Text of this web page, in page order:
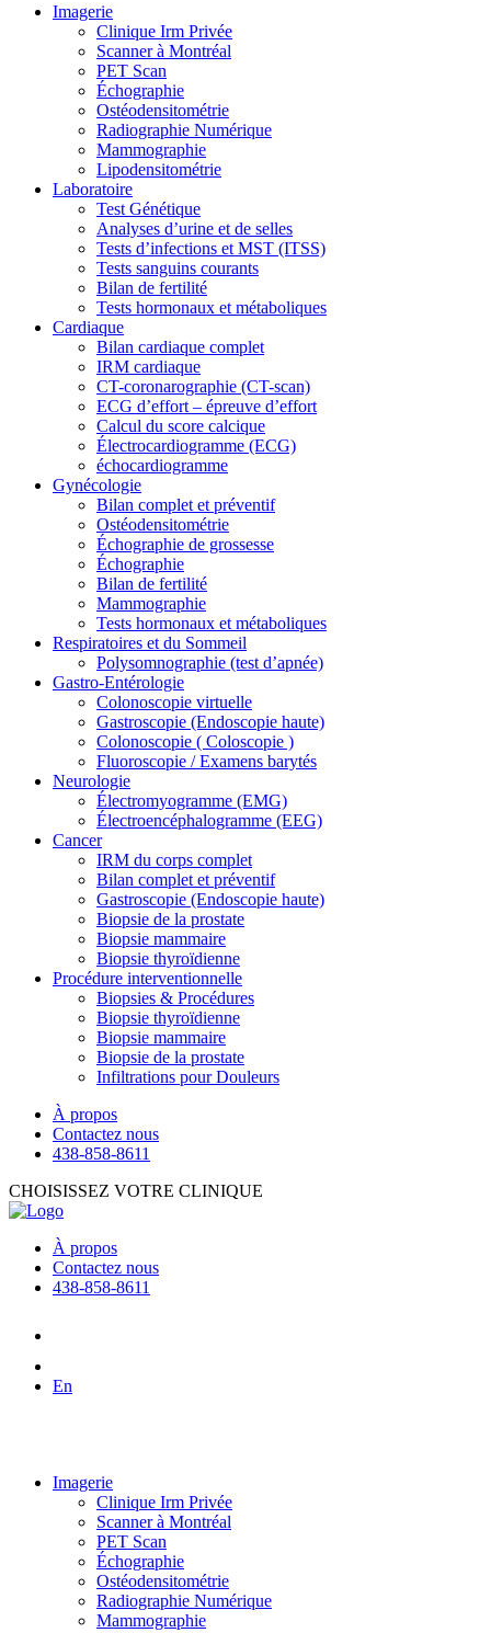
Imagerie
Clinique Irm Privée
Scanner à Montréal
PET Scan
Échographie
Ostéodensitométrie
Radiographie Numérique
Mammographie
Lipodensitométrie
Laboratoire
Test Génétique
Analyses d’urine et de selles
Tests d’infections et MST (ITSS)
Tests sanguins courants
Bilan de fertilité
Tests hormonaux et métaboliques
Cardiaque
Bilan cardiaque complet
IRM cardiaque
CT-coronarographie (CT-scan)
ECG d’effort – épreuve d’effort
Calcul du score calcique
Électrocardiogramme (ECG)
échocardiogramme
Gynécologie
Bilan complet et préventif
Ostéodensitométrie
Échographie de grossesse
Échographie
Bilan de fertilité
Mammographie
Tests hormonaux et métaboliques
Respiratoires et du Sommeil
Polysomnographie (test d’apnée)
Gastro-Entérologie
Colonoscopie virtuelle
Gastroscopie (Endoscopie haute)
Colonoscopie ( Coloscopie )
Fluoroscopie / Examens barytés
Neurologie
Électromyogramme (EMG)
Électroencéphalogramme (EEG)
Cancer
IRM du corps complet
Bilan complet et préventif
Gastroscopie (Endoscopie haute)
Biopsie de la prostate
Biopsie mammaire
Biopsie thyroïdienne
Procédure interventionnelle
Biopsies & Procédures
Biopsie thyroïdienne
Biopsie mammaire
Biopsie de la prostate
Infiltrations pour Douleurs
À propos
Contactez nous
438-858-8611
CHOISISSEZ VOTRE CLINIQUE
À propos
Contactez nous
438-858-8611
En
Imagerie
Clinique Irm Privée
Scanner à Montréal
PET Scan
Échographie
Ostéodensitométrie
Radiographie Numérique
Mammographie